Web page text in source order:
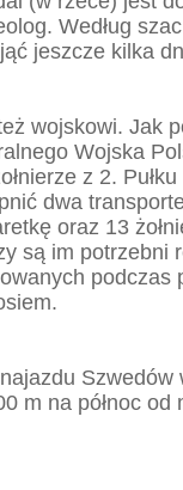
Według
jeszcze kilka
wojskowi. Jak
Wojska
z 2.
dwa
oraz 13
są im potrzebni
podczas
Szwedów
m na północ